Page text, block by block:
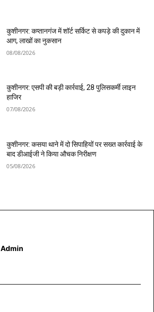
कुशीनगर: कप्तानगंज में शॉर्ट सर्किट से कपड़े की दुकान में
आग, लाखों का नुकसान
08/08/2026
कुशीनगर: एसपी की बड़ी कार्रवाई, 28 पुलिसकर्मी लाइन
हाजिर
07/08/2026
कुशीनगर: कसया थाने में दो सिपाहियों पर सख्त कार्रवाई के
बाद डीआईजी ने किया औचक निरीक्षण
05/08/2026
Admin